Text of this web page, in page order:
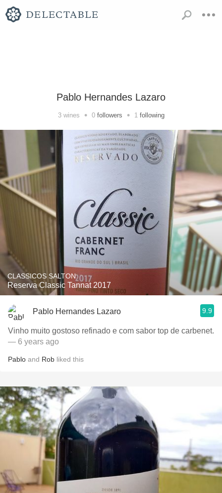
Pablo Hernandes Lazaro
3wines • 0 followers • 1 following
CLASSICOS SALTON
Reserva Classic Tannat 2017
Pablo Hernandes Lazaro 9.9
Vinho muito gostoso refinado e com sabor top de carbenet.
— 6 years ago
Pablo and Rob liked this